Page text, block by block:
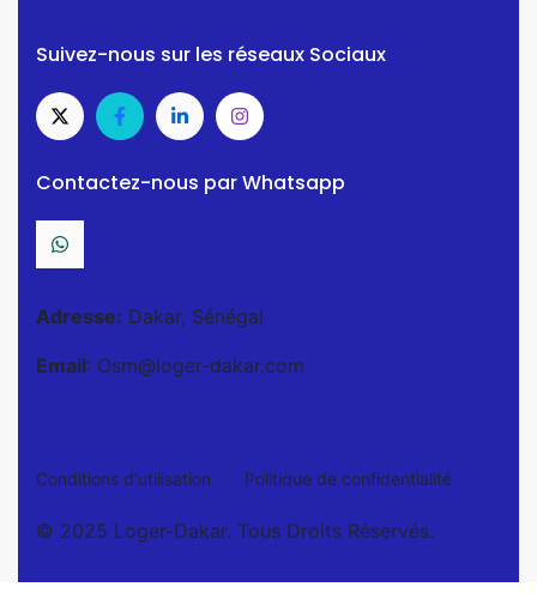
Suivez-nous sur les réseaux Sociaux
Contactez-nous par Whatsapp
Adresse: Dakar, Sénégal
Email: Osm@loger-dakar.com
Conditions d'utilisation Politique de confidentialité
© 2025 Loger-Dakar. Tous Droits Réservés.